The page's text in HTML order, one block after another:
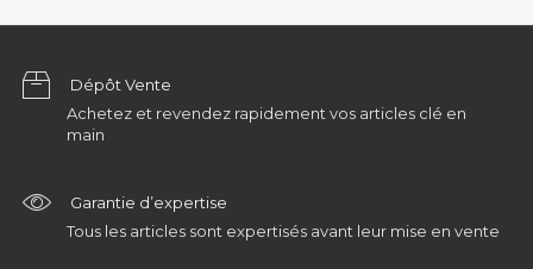
Dépôt Vente
Achetez et revendez rapidement vos articles clé en
main
Garantie d’expertise
Tous les articles sont expertisés avant leur mise en vente